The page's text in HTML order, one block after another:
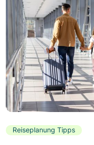
Reiseplanung Tipps